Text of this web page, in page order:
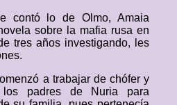
contó lo de Olmo, Amaia
sobre la mafia rusa en
tres años investigando, les
a trabajar de chófer y
los padres de Nuria para